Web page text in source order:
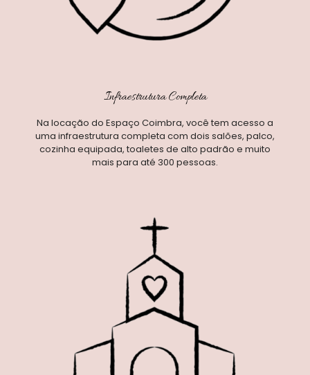
Infraestrutura Completa
Na locação do Espaço Coimbra, você tem acesso a
uma infraestrutura completa com dois salões, palco,
cozinha equipada, toaletes de alto padrão e muito
mais para até 300 pessoas.